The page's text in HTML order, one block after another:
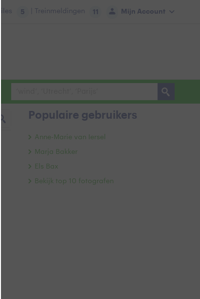
Mijn Account
Files 5 | Treinmeldingen 11
Populaire gebruikers
Anne-Marie van Iersel
Marja Bakker
Els Bax
Bekijk top 10 fotografen